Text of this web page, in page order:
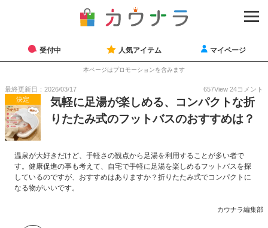
受付中 人気アイテム マイページ
本ページはプロモーションを含みます
最終更新日：2026/03/17 657View 24コメント
決定
気軽に足湯が楽しめる、コンパクトな折
りたたみ式のフットバスのおすすめは？
温泉が大好きだけど、手軽さの観点から足湯を利用することが多い者で
す。健康促進の事も考えて、自宅で手軽に足湯を楽しめるフットバスを探
しているのですが、おすすめはありますか？折りたたみ式でコンパクトに
なる物がいいです。
カウナラ編集部